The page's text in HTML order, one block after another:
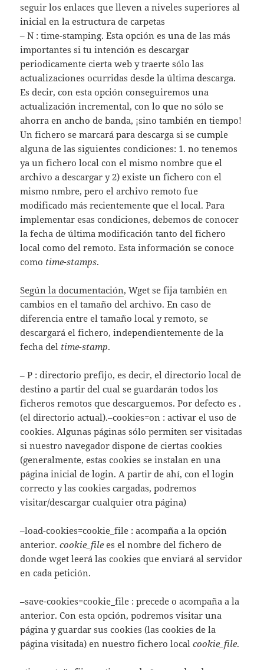
seguir los enlaces que lleven a niveles superiores al
inicial en la estructura de carpetas
– N : time-stamping. Esta opción es una de las más
importantes si tu intención es descargar
periodicamente cierta web y traerte sólo las
actualizaciones ocurridas desde la última descarga.
Es decir, con esta opción conseguiremos una
actualización incremental, con lo que no sólo se
ahorra en ancho de banda, ¡sino también en tiempo!
Un fichero se marcará para descarga si se cumple
alguna de las siguientes condiciones: 1. no tenemos
ya un fichero local con el mismo nombre que el
archivo a descargar y 2) existe un fichero con el
mismo nmbre, pero el archivo remoto fue
modificado más recientemente que el local. Para
implementar esas condiciones, debemos de conocer
la fecha de última modificación tanto del fichero
local como del remoto. Esta información se conoce
como time-stamps.
Según la documentación, Wget se fija también en
cambios en el tamaño del archivo. En caso de
diferencia entre el tamaño local y remoto, se
descargará el fichero, independientemente de la
fecha del time-stamp.
– P : directorio prefijo, es decir, el directorio local de
destino a partir del cual se guardarán todos los
ficheros remotos que descarguemos. Por defecto es .
(el directorio actual).–cookies=on : activar el uso de
cookies. Algunas páginas sólo permiten ser visitadas
si nuestro navegador dispone de ciertas cookies
(generalmente, estas cookies se instalan en una
página inicial de login. A partir de ahí, con el login
correcto y las cookies cargadas, podremos
visitar/descargar cualquier otra página)
–load-cookies=cookie_file : acompaña a la opción
anterior.cookie_filees el nombre del fichero de
donde wget leerá las cookies que enviará al servidor
en cada petición.
–save-cookies=cookie_file : precede o acompaña a la
anterior. Con esta opción, podremos visitar una
página y guardar sus cookies (las cookies de la
página visitada) en nuestro fichero localcookie_file.